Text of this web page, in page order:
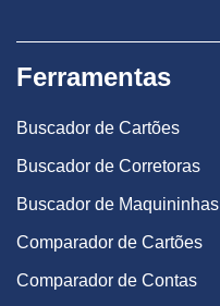
Ferramentas
Buscador de Cartões
Buscador de Corretoras
Buscador de Maquininhas
Comparador de Cartões
Comparador de Contas